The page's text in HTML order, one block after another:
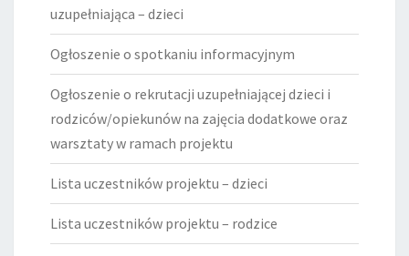
uzupełniająca – dzieci
Ogłoszenie o spotkaniu informacyjnym
Ogłoszenie o rekrutacji uzupełniającej dzieci i
rodziców/opiekunów na zajęcia dodatkowe oraz
warsztaty w ramach projektu
Lista uczestników projektu – dzieci
Lista uczestników projektu – rodzice